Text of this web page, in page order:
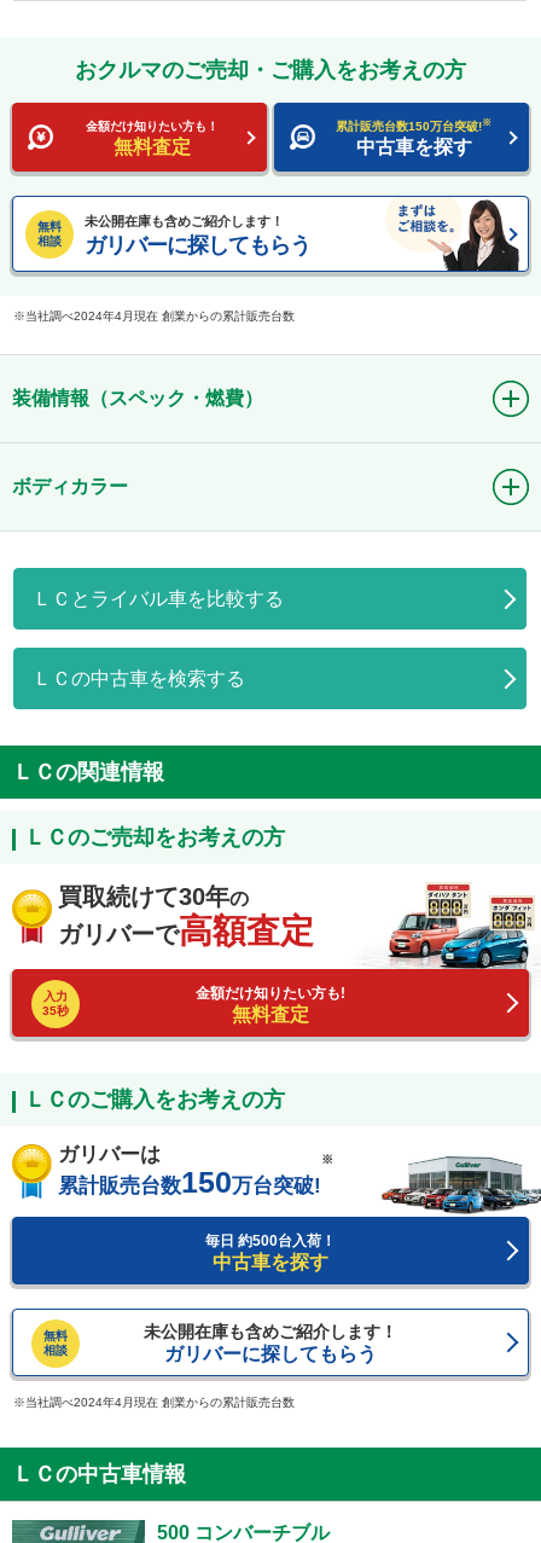
おクルマのご売却・ご購入をお考えの方
金額だけ知りたい方も！
無料査定
累計販売台数150万台突破!※
中古車を探す
無料
相談
未公開在庫も含めご紹介します！
ガリバーに探してもらう
当社調べ2024年4月現在 創業からの累計販売台数
装備情報（スペック・燃費）
ボディカラー
ＬＣとライバル車を比較する
ＬＣの中古車を検索する
ＬＣの関連情報
ＬＣのご売却をお考えの方
買取続けて30年の
ガリバーで高額査定
入力
35秒
金額だけ知りたい方も!
無料査定
ＬＣのご購入をお考えの方
ガリバーは
累計販売台数150万台突破!
※
毎日 約500台入荷！
中古車を探す
無料
相談
未公開在庫も含めご紹介します！
ガリバーに探してもらう
当社調べ2024年4月現在 創業からの累計販売台数
ＬＣの中古車情報
500 コンバーチブル